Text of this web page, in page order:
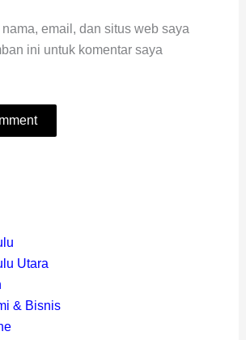
email, dan situs web saya
ini untuk komentar saya
Utara
& Bisnis